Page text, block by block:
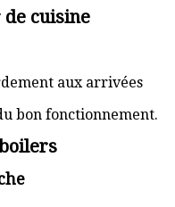
cuisine
aux arrivées
bon fonctionnement.